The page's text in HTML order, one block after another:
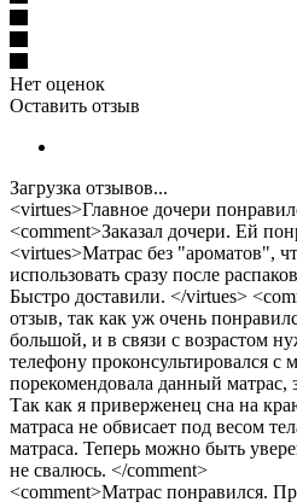
Нет оценок
Оставить отзыв
Загрузка отзывов...
<virtues>Главное дочери
<comment>Заказал дочери. Ей
<virtues>Матрас без "ароматов",
использовать сразу после
Быстро доставили. </virtues>
отзыв, так как уж очень
большой, и в связи с возрастом
телефону проконсультировался с
порекомендовала данный матрас,
Так как я приверженец сна на
матраса не обвисает под весом
матраса. Теперь можно быть
не свалюсь. </comment>
<comment>Матрас понравился.